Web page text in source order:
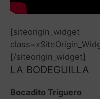
[siteorigin_widget
[/siteorigin_widget]
LA BODEGUILLA
Bocadito Triguero